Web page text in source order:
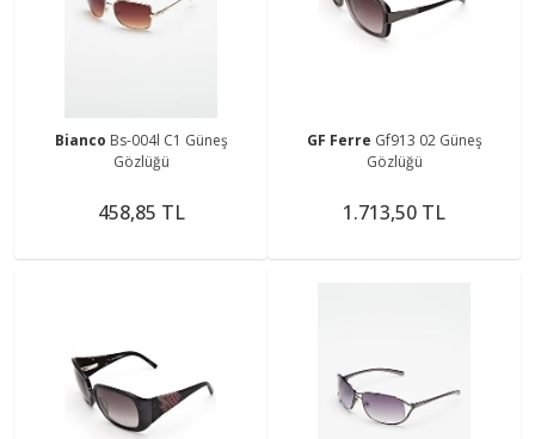
Bianco Bs-004l C1 Güneş
Gözlüğü
458,85 TL
GF Ferre Gf913 02 Güneş
Gözlüğü
1.713,50 TL